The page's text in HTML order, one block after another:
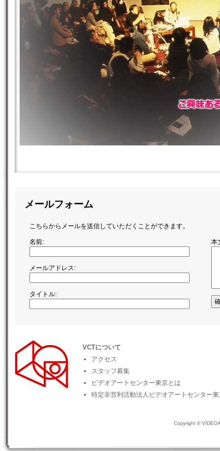
メールフォーム
こちらからメールを送信していただくことができます。
名前:
メールアドレス:
タイトル:
本
VCTについて
アクセス
スタッフ募集
ビデオアートセンター東京とは
特定非営利活動法人ビデオアートセンター
Copyright ©